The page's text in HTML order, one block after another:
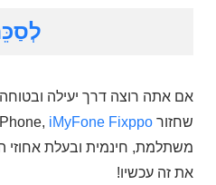
אם אתה רוצה דרך יעילה
שחזור iPhone, iMyFone Fixppo
משתלמת, חינמית ובעלת אחוזי
את זה עכשיו!